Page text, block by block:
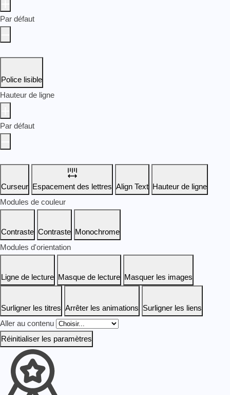
Par défaut
Police lisible
Hauteur de ligne
Par défaut
Curseur Espacement des lettres Align Text Hauteur de ligne
Modules de couleur
Contraste Contraste Monochrome
Modules d'orientation
Ligne de lecture Masque de lecture Masquer les images
Surligner les titres Arrêter les animations Surligner les liens
Aller au contenu
Réinitialiser les paramètres